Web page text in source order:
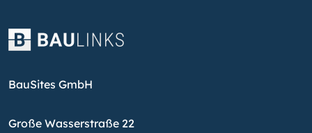
BauSites GmbH
Große Wasserstraße 22